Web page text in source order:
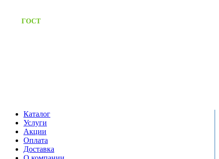
ГОСТПредоставляем паспорт
Каталог
Услуги
Акции
Оплата
Доставка